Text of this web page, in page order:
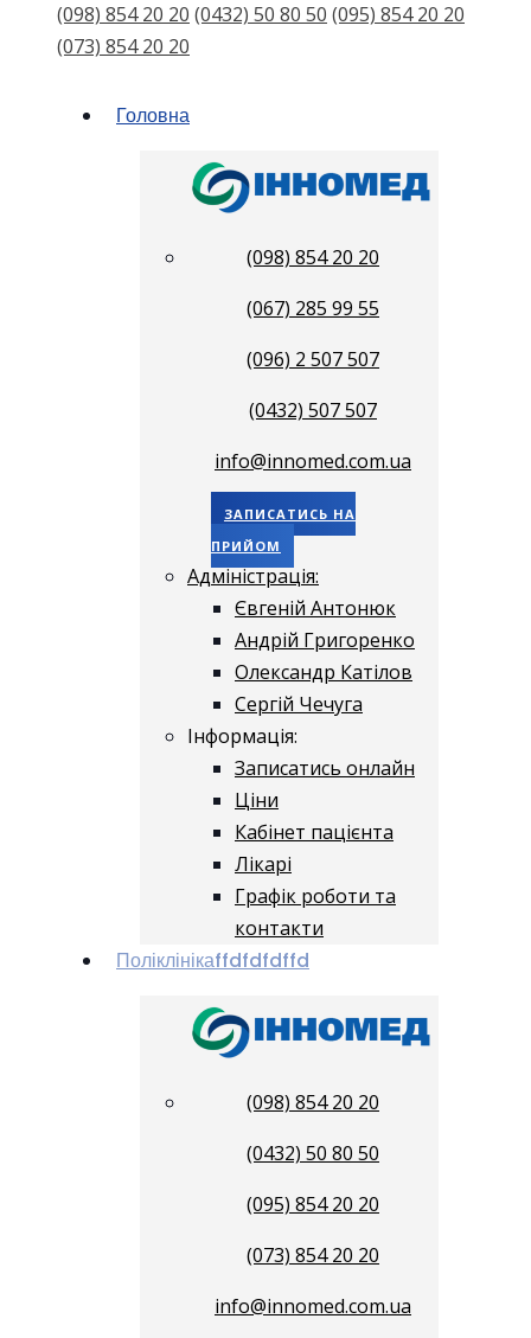
(098) 854 20 20 (0432) 50 80 50 (095) 854 20 20
(073) 854 20 20
Головна
(098) 854 20 20
(067) 285 99 55
(096) 2 507 507
(0432) 507 507
info@innomed.com.ua
ЗАПИСАТИСЬ НА
ПРИЙОМ
Адміністрація:
Євгеній Антонюк
Андрій Григоренко
Олександр Катілов
Сергій Чечуга
Інформація:
Записатись онлайн
Ціни
Кабінет пацієнта
Лікарі
Графік роботи та
контакти
Поліклінікаffdfdfdffd
(098) 854 20 20
(0432) 50 80 50
(095) 854 20 20
(073) 854 20 20
info@innomed.com.ua